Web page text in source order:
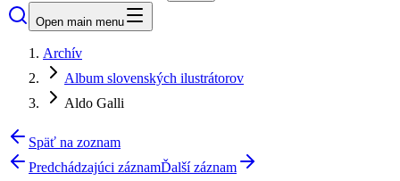
Open main menu
Archív
Album slovenských ilustrátorov
Aldo Galli
Späť na zoznam
Predchádzajúci záznamĎalší záznam